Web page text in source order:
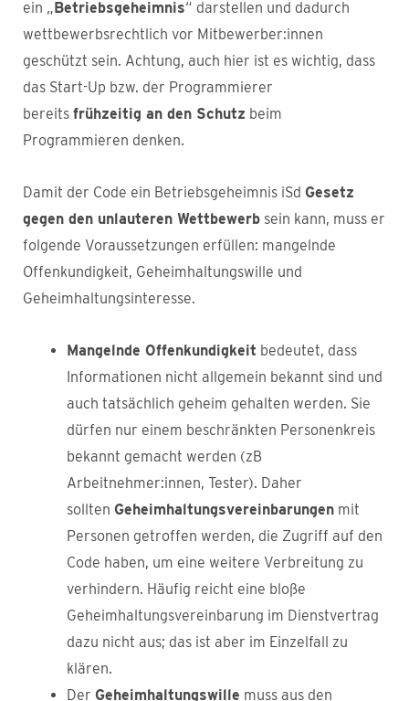
ein „Betriebsgeheimnis“ darstellen und dadurch
wettbewerbsrechtlich vor Mitbewerber:innen
geschützt sein. Achtung, auch hier ist es wichtig, dass
das Start-Up bzw. der Programmierer
bereits frühzeitig an den Schutz beim
Programmieren denken.
Damit der Code ein Betriebsgeheimnis iSd Gesetz
gegen den unlauteren Wettbewerb sein kann, muss er
folgende Voraussetzungen erfüllen: mangelnde
Offenkundigkeit, Geheimhaltungswille und
Geheimhaltungsinteresse.
Mangelnde Offenkundigkeit bedeutet, dass
Informationen nicht allgemein bekannt sind und
auch tatsächlich geheim gehalten werden. Sie
dürfen nur einem beschränkten Personenkreis
bekannt gemacht werden (zB
Arbeitnehmer:innen, Tester). Daher
sollten Geheimhaltungsvereinbarungen mit
Personen getroffen werden, die Zugriff auf den
Code haben, um eine weitere Verbreitung zu
verhindern. Häufig reicht eine bloße
Geheimhaltungsvereinbarung im Dienstvertrag
dazu nicht aus; das ist aber im Einzelfall zu
klären.
Der Geheimhaltungswille muss aus den